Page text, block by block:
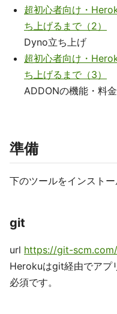
超初心者向け・
ち上げるまで（2）
Dyno立ち上げ
超初心者向け・
ち上げるまで（3）
ADDONの機能・料金
準備
下のツールをインストー
git
url https://git-scm.com/
Herokuはgit経由でアプ
必須です。